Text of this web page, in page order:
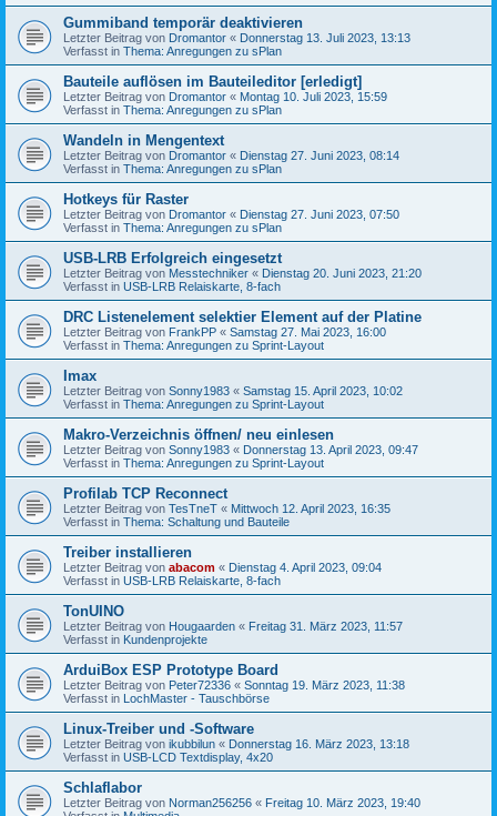
Gummiband temporär deaktivieren
Letzter Beitrag von Dromantor « Donnerstag 13. Juli 2023, 13:13
Verfasst in Thema: Anregungen zu sPlan
Bauteile auflösen im Bauteileditor [erledigt]
Letzter Beitrag von Dromantor « Montag 10. Juli 2023, 15:59
Verfasst in Thema: Anregungen zu sPlan
Wandeln in Mengentext
Letzter Beitrag von Dromantor « Dienstag 27. Juni 2023, 08:14
Verfasst in Thema: Anregungen zu sPlan
Hotkeys für Raster
Letzter Beitrag von Dromantor « Dienstag 27. Juni 2023, 07:50
Verfasst in Thema: Anregungen zu sPlan
USB-LRB Erfolgreich eingesetzt
Letzter Beitrag von Messtechniker « Dienstag 20. Juni 2023, 21:20
Verfasst in USB-LRB Relaiskarte, 8-fach
DRC Listenelement selektier Element auf der Platine
Letzter Beitrag von FrankPP « Samstag 27. Mai 2023, 16:00
Verfasst in Thema: Anregungen zu Sprint-Layout
Imax
Letzter Beitrag von Sonny1983 « Samstag 15. April 2023, 10:02
Verfasst in Thema: Anregungen zu Sprint-Layout
Makro-Verzeichnis öffnen/ neu einlesen
Letzter Beitrag von Sonny1983 « Donnerstag 13. April 2023, 09:47
Verfasst in Thema: Anregungen zu Sprint-Layout
Profilab TCP Reconnect
Letzter Beitrag von TesTneT « Mittwoch 12. April 2023, 16:35
Verfasst in Thema: Schaltung und Bauteile
Treiber installieren
Letzter Beitrag von abacom « Dienstag 4. April 2023, 09:04
Verfasst in USB-LRB Relaiskarte, 8-fach
TonUINO
Letzter Beitrag von Hougaarden « Freitag 31. März 2023, 11:57
Verfasst in Kundenprojekte
ArduiBox ESP Prototype Board
Letzter Beitrag von Peter72336 « Sonntag 19. März 2023, 11:38
Verfasst in LochMaster - Tauschbörse
Linux-Treiber und -Software
Letzter Beitrag von ikubbilun « Donnerstag 16. März 2023, 13:18
Verfasst in USB-LCD Textdisplay, 4x20
Schlaflabor
Letzter Beitrag von Norman256256 « Freitag 10. März 2023, 19:40